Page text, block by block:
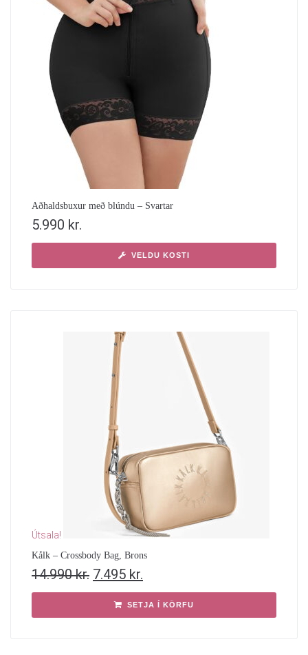
Aðhaldsbuxur með blúndu – Svartar
5.990 kr.
VELDU KOSTI
Útsala!
Kålk – Crossbody Bag, Brons
14.990kr. 7.495 kr.
SETJA Í KÖRFU